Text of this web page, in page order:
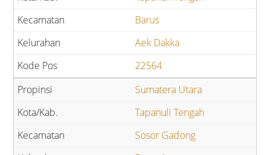
Barus
Aek Dakka
22564
Sumatera Utara
Tapanuli Tengah
Sosor Gadong